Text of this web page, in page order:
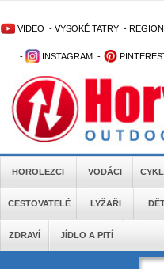
VIDEO - VYSOKÉ TATRY -
- INSTAGRAM -
HOROLEZCI VODÁCI
CESTOVATELÉ LYŽAŘI
ZDRAVÍ JÍDLO A PITÍ